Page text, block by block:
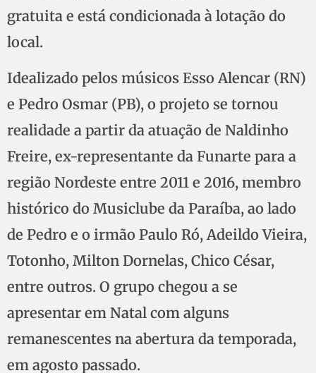
gratuita e está condicionada à lotação do
local.
Idealizado pelos músicos Esso Alencar (RN)
e Pedro Osmar (PB), o projeto se tornou
realidade a partir da atuação de Naldinho
Freire, ex-representante da Funarte para a
região Nordeste entre 2011 e 2016, membro
histórico do Musiclube da Paraíba, ao lado
de Pedro e o irmão Paulo Ró, Adeildo Vieira,
Totonho, Milton Dornelas, Chico César,
entre outros. O grupo chegou a se
apresentar em Natal com alguns
remanescentes na abertura da temporada,
em agosto passado.